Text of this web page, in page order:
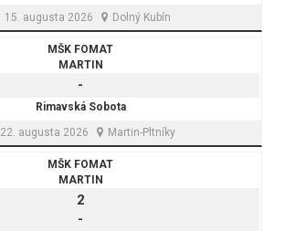
15. augusta 2026
Dolný Kubín
MŠK FOMAT
MARTIN
-
Rimavská Sobota
22. augusta 2026
Martin-Pltníky
MŠK FOMAT
MARTIN
2
-